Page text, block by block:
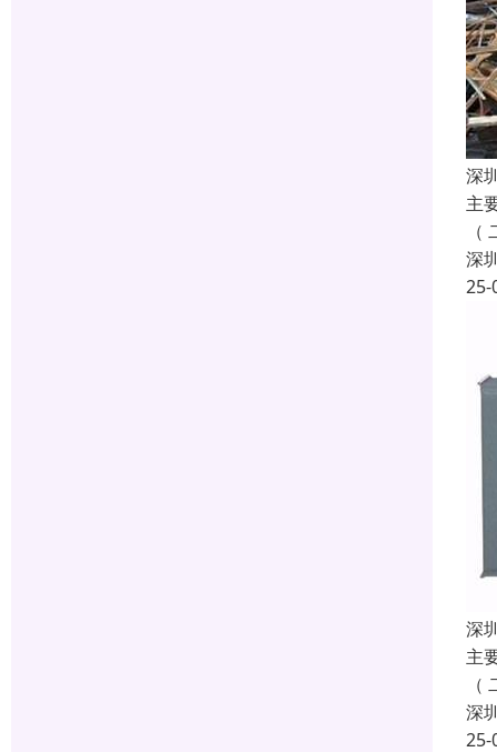
深
主
深
25-
深
主
深
25-